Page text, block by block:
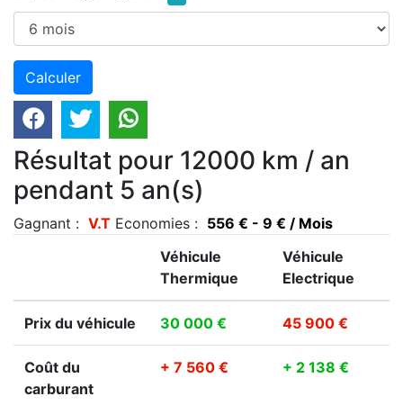
Résultat pour 12000 km / an
pendant 5 an(s)
Gagnant : V.T Economies : 556 € - 9 € / Mois
Véhicule
Thermique
Véhicule
Electrique
Prix du véhicule 30 000 € 45 900 €
Coût du
carburant
+ 7 560 € + 2 138 €